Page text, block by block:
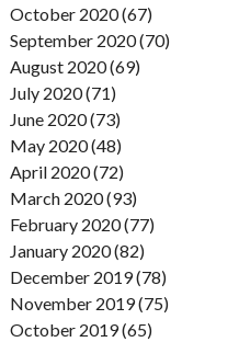
October 2020 (67)
September 2020 (70)
August 2020 (69)
July 2020 (71)
June 2020 (73)
May 2020 (48)
April 2020 (72)
March 2020 (93)
February 2020 (77)
January 2020 (82)
December 2019 (78)
November 2019 (75)
October 2019 (65)